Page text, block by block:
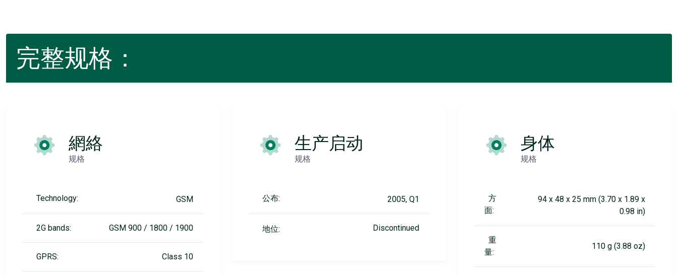
完整规格：
網絡
规格
Technology: GSM
2G bands: GSM 900 / 1800 / 1900
GPRS: Class 10
生产启动
规格
公布: 2005, Q1
地位: Discontinued
身体
规格
方
面:
94 x 48 x 25 mm (3.70 x 1.89 x
0.98 in)
重
量:
110 g (3.88 oz)